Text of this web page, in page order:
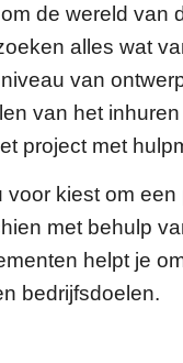
de wereld van
alles wat
van
van het
project met
voor kiest om
met behulp
helpt je
bedrijfsdoelen.